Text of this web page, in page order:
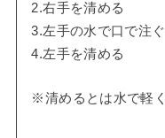
2.右手を清める
3.左手の水で口で注ぐ
4.左手を清める
※清めるとは水で軽